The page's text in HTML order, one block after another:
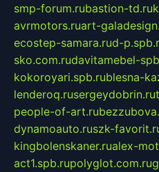
smp-forum.rubastion-td.ru
avrmotors.ruart-
ecostep-samara.rud-
sko.com.rudavitamebel-
kokoroyari.spb.rublesna-
lenderoq.rusergeydobrin.ru
people-of-art.ru
dynamoauto.ruszk-
kingbolenskaner.rualex-
act1.spb.rupolyglot.com.ru